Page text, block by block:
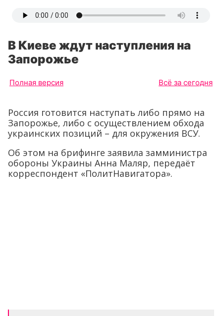
В Киеве ждут наступления на
Запорожье
Полная версия Всё за сегодня
Россия готовится наступать либо прямо на
Запорожье, либо с осуществлением обхода
украинских позиций – для окружения ВСУ.
Об этом на брифинге заявила замминистра
обороны Украины Анна Маляр, передаёт
корреспондент «ПолитНавигатора».